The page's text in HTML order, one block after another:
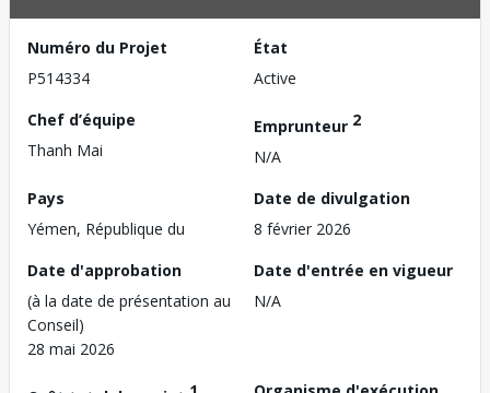
Numéro du Projet
P514334
État
Active
Chef d’équipe
Thanh Mai
Emprunteur 2
N/A
Pays
Yémen, République du
Date de divulgation
8 février 2026
Date d'approbation
(à la date de présentation au
Conseil)
28 mai 2026
Date d'entrée en vigueur
N/A